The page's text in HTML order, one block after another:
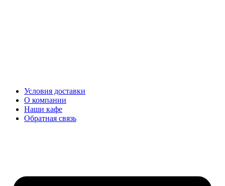
Условия доставки
О компании
Наши кафе
Обратная связь